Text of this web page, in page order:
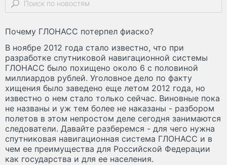
Почему ГЛОНАСС потерпел фиаско?
В ноябре 2012 года стало известно, что при
разработке спутниковой навигационной системы
ГЛОНАСС было похищено около 6 с половиной
миллиардов рублей. Уголовное дело по факту
хищения было заведено еще летом 2012 года, но
известно о нем стало только сейчас. Виновные пока
не названы и уж тем более не наказаны - разбором
полетов в этом непростом деле сегодня занимаются
следователи. Давайте разберемся - для чего нужна
спутниковая навигационная система ГЛОНАСС и в
чем ее преимущества для Российской Федерации
как государства и для ее населения.